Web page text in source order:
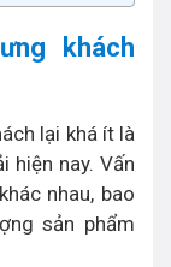
khách
lại khá ít là
hiện nay. Vấn
nhau, bao
sản phẩm